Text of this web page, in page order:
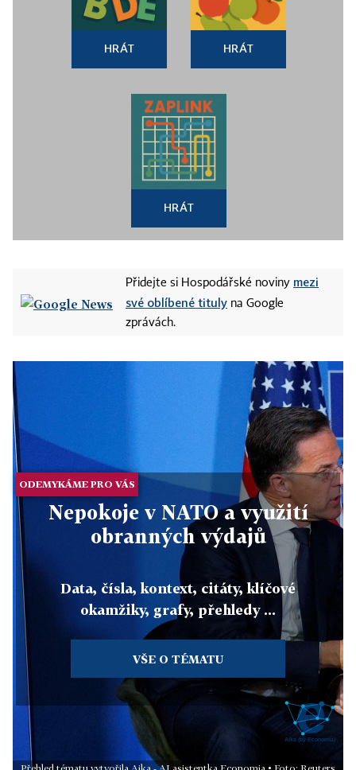
HRÁT HRÁT
HRÁT
Přidejte si Hospodářské noviny mezi
své oblíbené tituly na Google
zprávách.
ODEMYKÁME PRO VÁS
Nepokoje v NATO a využití
obranných výdajů
Data, čísla, kontext, citáty, klíčové
okamžiky, grafy, přehledy ...
VŠE O TÉMATU